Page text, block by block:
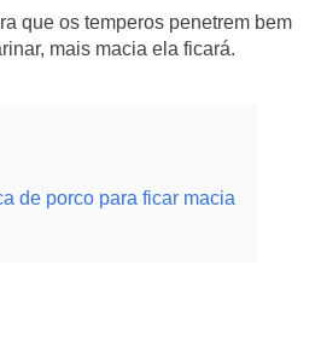
que os temperos penetrem bem
mais macia ela ficará.
de porco para ficar macia